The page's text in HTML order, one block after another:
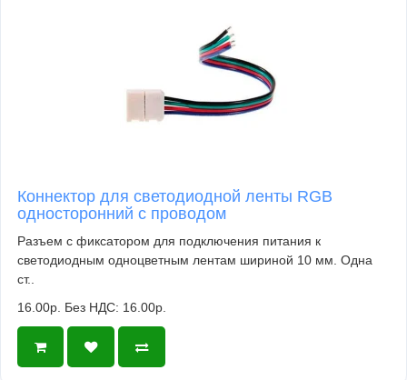
Коннектор для светодиодной ленты RGB
односторонний с проводом
Разъем с фиксатором для подключения питания к
светодиодным одноцветным лентам шириной 10 мм. Одна
ст..
16.00р. Без НДС: 16.00р.